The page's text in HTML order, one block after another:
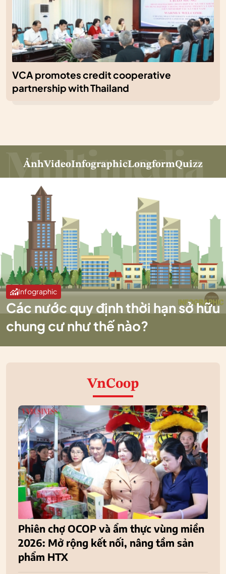
VCA promotes credit cooperative
partnership with Thailand
ẢnhVideoInfographicLongformQuizz
Infographic
Các nước quy định thời hạn sở hữu
chung cư như thế nào?
VnCoop
Phiên chợ OCOP và ẩm thực vùng miền
2026: Mở rộng kết nối, nâng tầm sản
phẩm HTX